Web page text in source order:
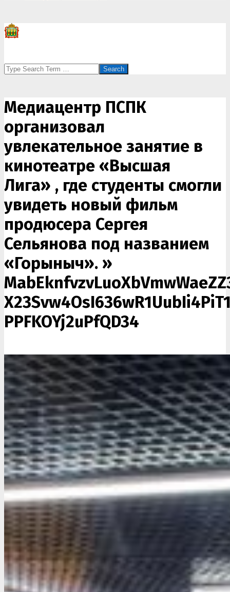
Search
Медиацентр ПСПК
организовал
увлекательное занятие в
кинотеатре «Высшая
Лига» , где студенты смогли
увидеть новый фильм
продюсера Сергея
Сельянова под названием
«Горыныч». »
PPFKOYj2uPfQD34